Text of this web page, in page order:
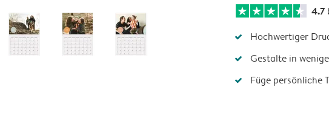
4.7
Hochwertiger
Gestalte in
Füge persönliche